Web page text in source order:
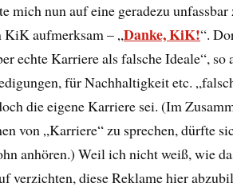
mich nun auf eine geradezu
KiK aufmerksam – „Danke, KiK!“.
echte Karriere als falsche Ideale“, so
für Nachhaltigkeit etc.
die eigene Karriere sei. (Im
von „Karriere“ zu sprechen, dürfte
anhören.) Weil ich nicht weiß, wie
verzichten, diese Reklame hier